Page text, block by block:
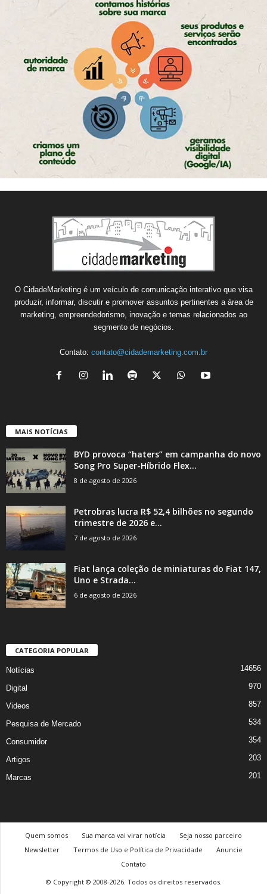
O CidadeMarketing é um veículo de comunicação interativo que visa
produzir, informar, discutir e promover assuntos pertinentes a área de
marketing, empreendedorismo, inovação e temas relacionados ao
segmento de negócios.
Contato: contato@cidademarketing.com.br
MAIS NOTÍCIAS
BYD provoca “haters” em campanha do novo
Song Pro Super-Híbrido Flex...
8 de agosto de 2026
Petrobras lucra R$ 52,4 bilhões no segundo
trimestre de 2026 e...
7 de agosto de 2026
Fiat lança coleção de miniaturas do Fiat 147,
Uno e Strada...
6 de agosto de 2026
CATEGORIA POPULAR
Notícias 14656
Digital 970
Videos 857
Pesquisa de Mercado 534
Consumidor 354
Artigos 203
Marcas 201
Quem somos Sua marca vai virar notícia
Seja nosso parceiro
Newsletter
Termos de Uso e Política de Privacidade
Anuncie
Contato
© Copyright © 2008-2026. Todos os direitos reservados.